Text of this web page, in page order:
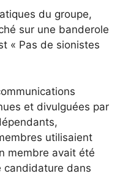
du groupe,
sur une banderole
« Pas de sionistes
et divulguées par
utilisaient
membre avait été
candidature dans